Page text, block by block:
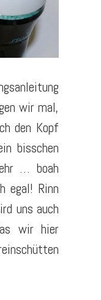
wir mal,
den Kopf
bisschen
… boah
egal! Rinn
uns auch
wir hier